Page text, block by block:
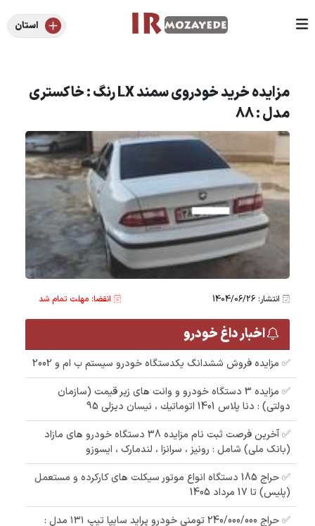
استان
مزایده خرید خودروی سمند LX رنگ : خاکستری
مدل : 88
انتشار: 1404/06/26 انقضا: مهلت تمام شد
اخبار داغ خودرو
✅ مزایده فروش ششدانگ یکدستگاه خودرو سیستم ب ام و 2002
✅ مزایده 3 دستگاه خودرو و وانت های زیر قیمت (سازمان
دولتی) : دنا پلاس 1401 اتوماتيك ، نیسان دیزلی 95
✅ آخرین فرصت ثبت نام مزایده 38 دستگاه خودرو های مازاد
(بانک ملی) شامل : رونیز ، سرانزا ، لندمارک ، ایسوزو
✅ حراج 185 دستگاه انواع موتور سیکلت های کارکرده و مستعمل
(پلیس) تا 17 مرداد 1405
✅ حراج 240/000/000 تومنی خودرو پراید سایپا تیپ ۱۳۱ مدل :